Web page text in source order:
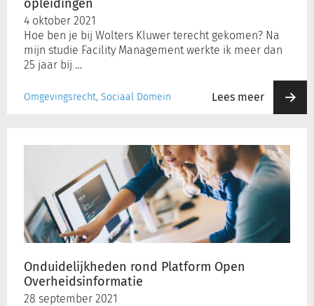
opleidingen
4 oktober 2021
Hoe ben je bij Wolters Kluwer terecht gekomen? Na
mijn studie Facility Management werkte ik meer dan
25 jaar bij …
Omgevingsrecht, Sociaal Domein Lees meer
Onduidelijkheden rond Platform Open
Overheidsinformatie
28 september 2021
Overheidsinformatie